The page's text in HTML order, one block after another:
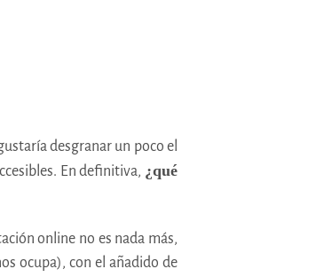
desgranar un poco el
En definitiva, ¿qué
online no es nada más,
ocupa), con el añadido de